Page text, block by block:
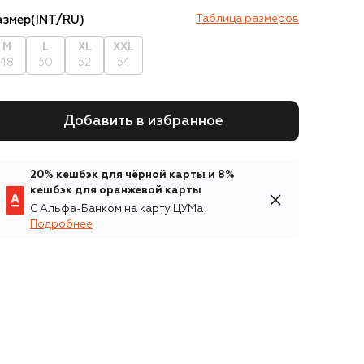
(INT/RU) Таблица размеров
M
48
L
50
XL
52
XXL
54
Добавить в избранное
20% кешбэк для чёрной карты и 8%
кешбэк для оранжевой карты
С Альфа-Банком на карту ЦУМа
Подробнее